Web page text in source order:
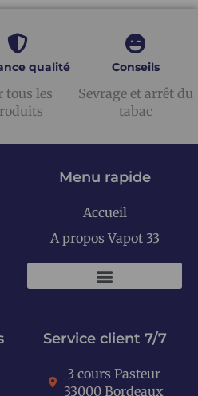
qualité
tous les
Conseils
Sevrage et arrêt du
tabac
Menu rapide
Accueil
A propos Vapot 33
Service client 7/7
3 cours Pasteur
33000 Bordeaux